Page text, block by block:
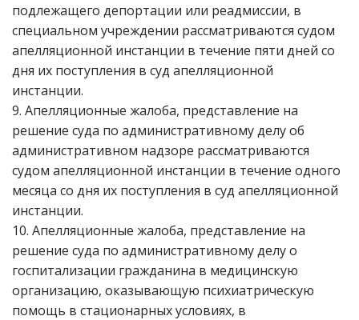
подлежащего депортации или реадмиссии, в
специальном учреждении рассматриваются судом
апелляционной инстанции в течение пяти дней со
дня их поступления в суд апелляционной
инстанции.
9. Апелляционные жалоба, представление на
решение суда по административному делу об
административном надзоре рассматриваются
судом апелляционной инстанции в течение одного
месяца со дня их поступления в суд апелляционной
инстанции.
10. Апелляционные жалоба, представление на
решение суда по административному делу о
госпитализации гражданина в медицинскую
организацию, оказывающую психиатрическую
помощь в стационарных условиях, в